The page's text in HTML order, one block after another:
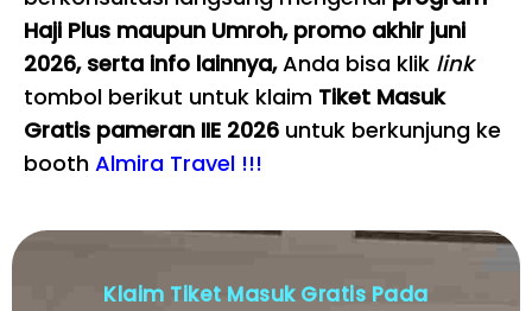
Haji Plus maupun Umroh, promo akhir juni
2026, serta info lainnya,Anda bisa klik link
tombol berikut untuk klaim Tiket Masuk
Gratis pameran IIE 2026 untuk berkunjung ke
booth Almira Travel !!!
Klaim Tiket Masuk Gratis Pada